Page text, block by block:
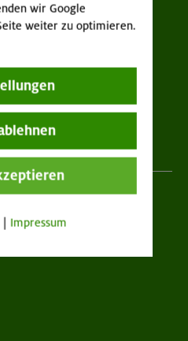
wir Google
weiter zu optimieren.
Impressum